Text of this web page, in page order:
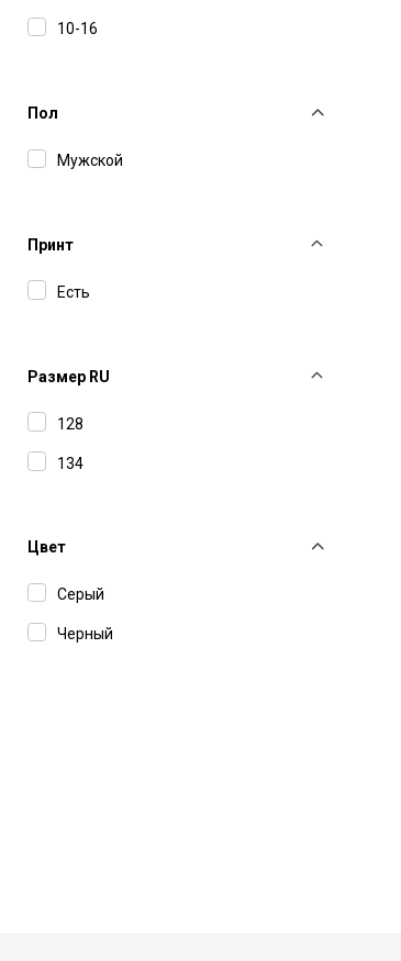
10-16
Пол
Мужской
Принт
Есть
Размер RU
128
134
Цвет
Серый
Черный